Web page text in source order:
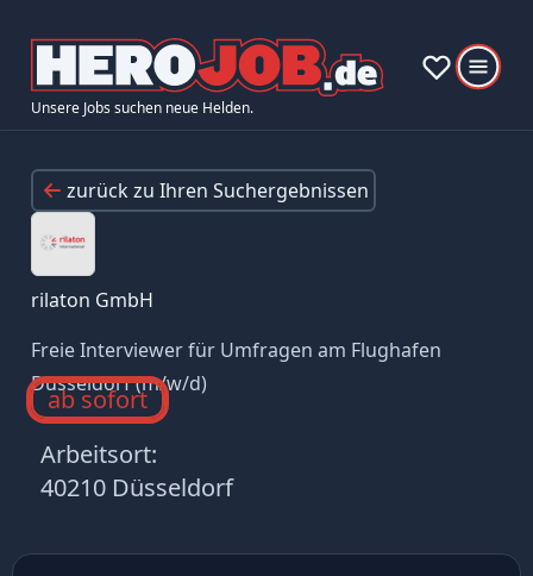
Unsere Jobs suchen neue Helden.
zurück zu Ihren Suchergebnissen
rilaton GmbH
Freie Interviewer für Umfragen am Flughafen
Düsseldorf (m/w/d)
ab sofort
Arbeitsort:
40210 Düsseldorf